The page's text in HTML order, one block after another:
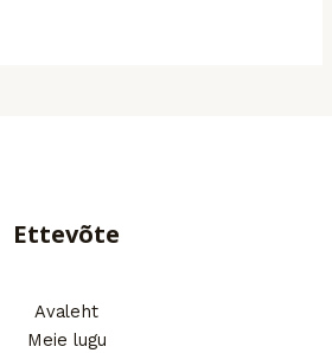
Ettevõte
Avaleht
Meie lugu